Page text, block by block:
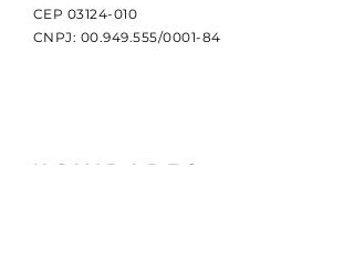
CEP 03124-010
CNPJ: 00.949.555/0001-84
NOVIDADES